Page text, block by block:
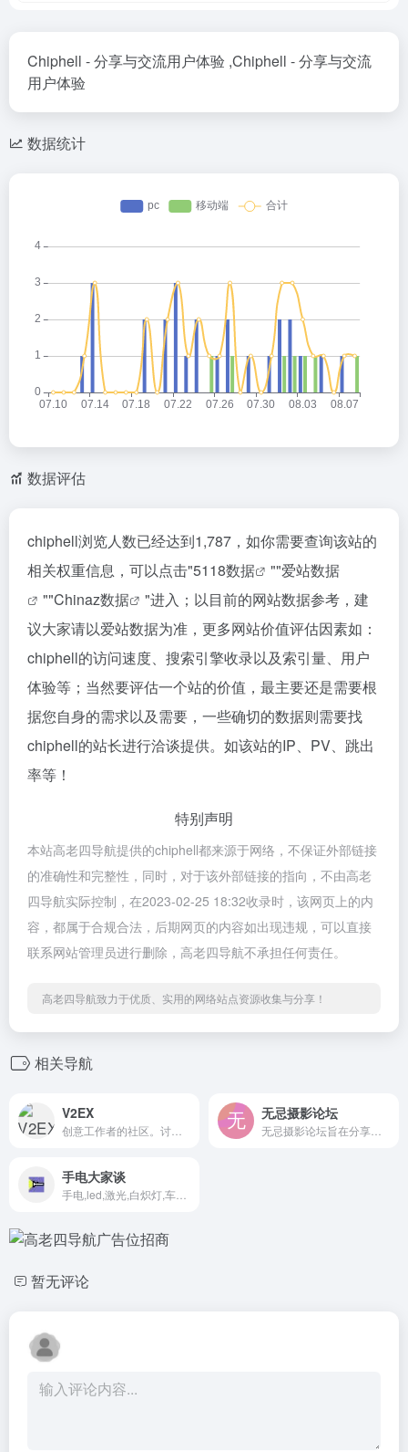
Chiphell - 分享与交流用户体验 ,Chiphell - 分享与交流
用户体验
数据统计
数据评估
chiphell浏览人数已经达到1,787，如你需要查询该站的
相关权重信息，可以点击"5118数据 ""爱站数据
""Chinaz数据
"进入；以目前的网站数据参考，建
议大家请以爱站数据为准，更多网站价值评估因素如：
chiphell的访问速度、搜索引擎收录以及索引量、用户
体验等；当然要评估一个站的价值，最主要还是需要根
据您自身的需求以及需要，一些确切的数据则需要找
chiphell的站长进行洽谈提供。如该站的IP、PV、跳出
率等！
特别声明
本站高老四导航提供的chiphell都来源于网络，不保证外部链接
的准确性和完整性，同时，对于该外部链接的指向，不由高老
四导航实际控制，在2023-02-25 18:32收录时，该网页上的内
容，都属于合规合法，后期网页的内容如出现违规，可以直接
联系网站管理员进行删除，高老四导航不承担任何责任。
高老四导航致力于优质、实用的网络站点资源收集与分享！
相关导航
V2EX 无忌摄影论坛
手电大家谈
暂无评论